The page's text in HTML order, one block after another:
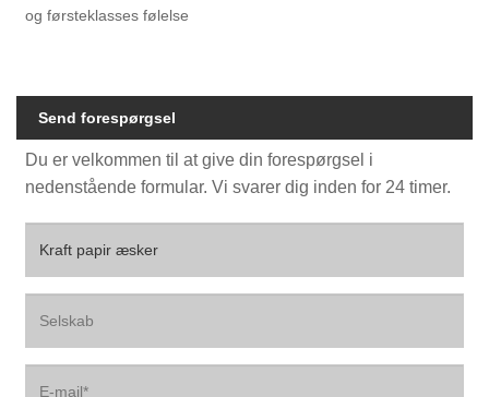
og førsteklasses følelse
Send forespørgsel
Du er velkommen til at give din forespørgsel i
nedenstående formular. Vi svarer dig inden for 24 timer.